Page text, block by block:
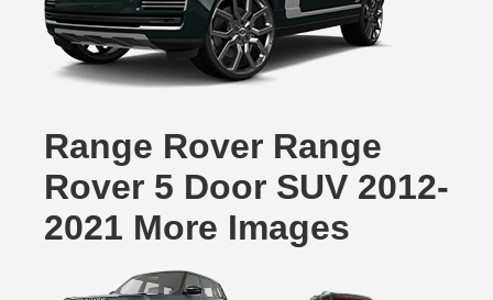
Range Rover Range
Rover 5 Door SUV 2012-
2021 More Images